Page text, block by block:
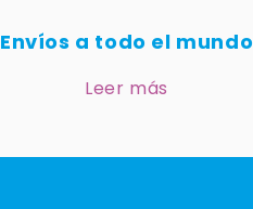
Envíos a todo el mundo
Leer más